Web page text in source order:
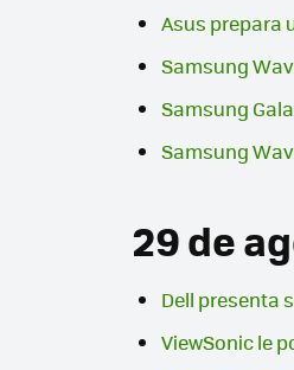
Asus prepara
Samsung
Samsung
Samsung
29 de
Dell presenta
ViewSonic le